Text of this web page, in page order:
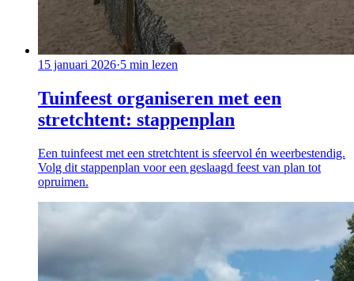
15 januari 2026·5 min lezen
Tuinfeest organiseren met een
stretchtent: stappenplan
Een tuinfeest met een stretchtent is sfeervol én weerbestendig.
Volg dit stappenplan voor een geslaagd feest van plan tot
opruimen.